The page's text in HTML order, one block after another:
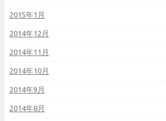
2015年1月
2014年12月
2014年11月
2014年10月
2014年9月
2014年8月